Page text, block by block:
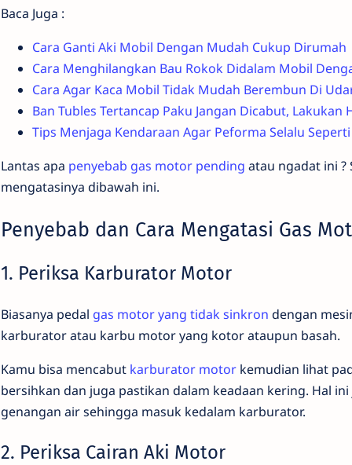
Baca Juga :
Cara Ganti Aki Mobil Dengan Mudah Cukup Dirumah
Cara Menghilangkan Bau Rokok Didalam Mobil
Cara Agar Kaca Mobil Tidak Mudah Berembun Di
Ban Tubles Tertancap Paku Jangan Dicabut, Lakukan
Tips Menjaga Kendaraan Agar Peforma Selalu
Lantas apa penyebab gas motor pending atau ngadat ini ?
mengatasinya dibawah ini.
Penyebab dan Cara Mengatasi Gas
1. Periksa Karburator Motor
Biasanya pedal gas motor yang tidak sinkron dengan
karburator atau karbu motor yang kotor ataupun basah.
Kamu bisa mencabut karburator motor kemudian lihat
bersihkan dan juga pastikan dalam keadaan kering. Hal
genangan air sehingga masuk kedalam karburator.
2. Periksa Cairan Aki Motor